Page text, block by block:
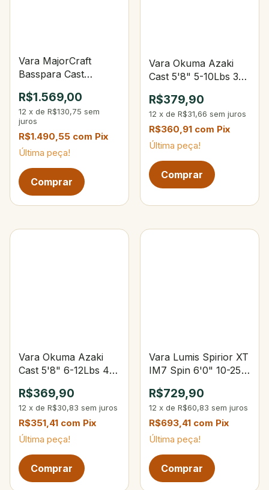
Vara MajorCraft
Basspara Cast
20 lbs 1/4-1oz
R$1.569,00
12 x de R$130,75 sem
juros
R$1.490,55 com Pix
Última peça!
Vara Okuma Azaki
Cast 5'8" 5-10Lbs 3-
R$379,90
12 x de R$31,66 sem juros
R$360,91 com Pix
Última peça!
Vara Okuma Azaki
Cast 5'8" 6-12Lbs 4-
R$369,90
12 x de R$30,83 sem juros
R$351,41 com Pix
Última peça!
Vara Lumis Spirior XT
IM7 Spin 6'0" 10-25
R$729,90
12 x de R$60,83 sem juros
R$693,41 com Pix
Última peça!